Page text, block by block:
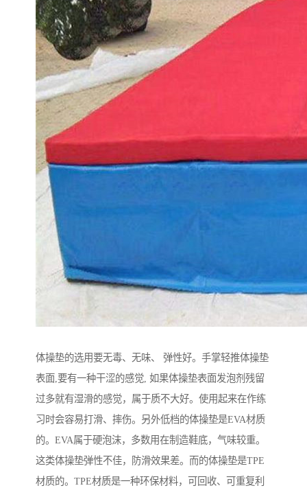
体操垫的选用要无毒、无味、 弹性好。手掌轻推体操垫
表面,要有一种干涩的感觉, 如果体操垫表面发泡剂残留
过多就有湿滑的感觉，属于质不大好。使用起来在作练
习时会容易打滑、摔伤。另外低档的体操垫是EVA材质
的。EVA属于硬泡沫，多数用在制造鞋底，气味较重。
这类体操垫弹性不佳，防滑效果差。而的体操垫是TPE
材质的。TPE材质是一种环保材料，可回收、可重复利